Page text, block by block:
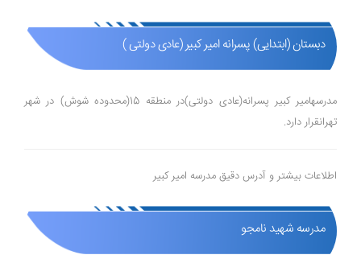
دبستان (ابتدایی) پسرانه امیر کبیر (عادی دولتی )
مدرسهامیر کبیر پسرانه(عادی دولتی)در منطقه 15(محدوده شوش) در شهر
تهرانقرار دارد.
اطلاعات بیشتر و آدرس دقیق مدرسه امیر کبیر
مدرسه شهید نامجو